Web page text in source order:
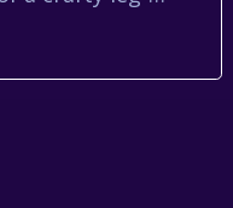
batsmen, a